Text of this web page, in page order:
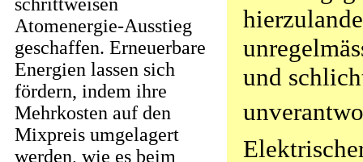
Atomenergie-Ausstieg
geschaffen. Erneuerbare
Energien lassen sich
fördern, indem ihre
Mehrkosten auf den
Mixpreis umgelagert
werden, wie es beim
und